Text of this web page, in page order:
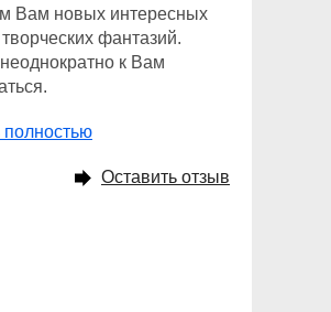
Вам новых интересных
фантазий.
к Вам
полностью
Оставить отзыв